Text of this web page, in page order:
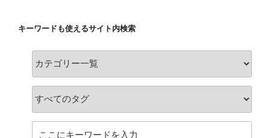
キーワードも使えるサイト内検索